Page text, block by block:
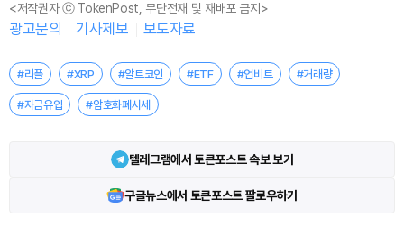
<저작권자 ⓒ TokenPost, 무단전재 및 재배포 금지>
광고문의 기사제보 보도자료
#리플 #XRP #알트코인 #ETF #업비트 #거래량
#자금유입 #암호화폐시세
텔레그램에서 토큰포스트 속보 보기
구글뉴스에서 토큰포스트 팔로우하기